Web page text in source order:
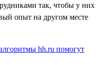
так, чтобы у них
опыт на другом месте
hh.ru помогут